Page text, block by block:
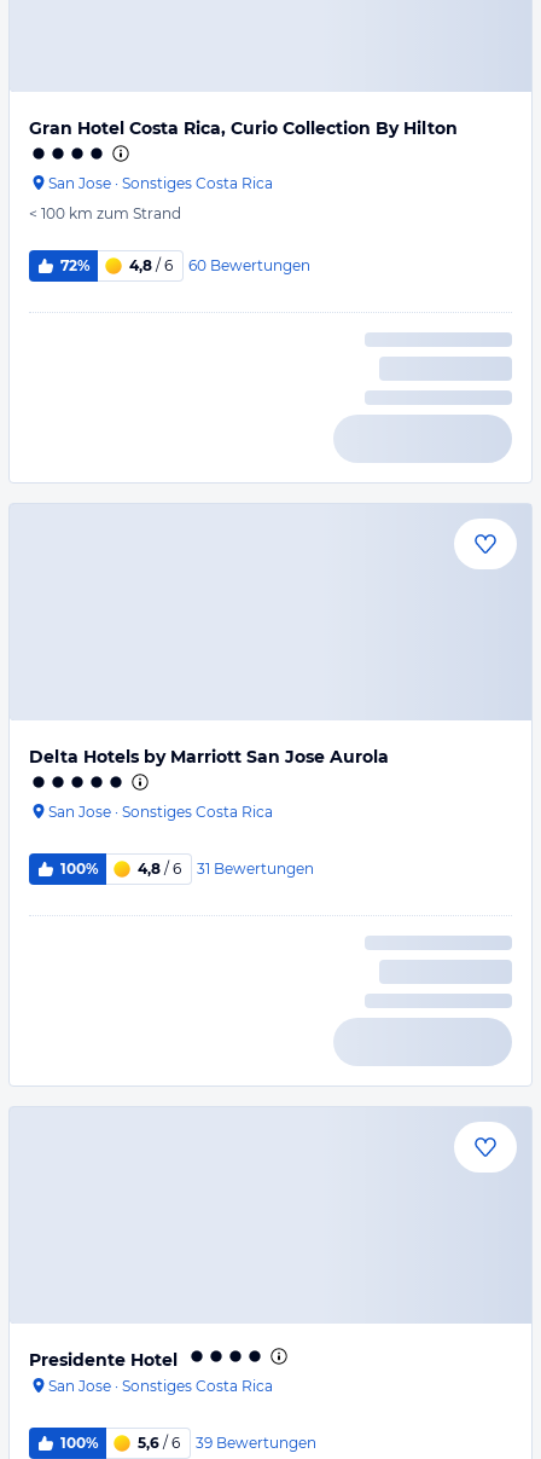
Gran Hotel Costa Rica, Curio Collection By Hilton
San Jose · Sonstiges Costa Rica
< 100 km zum Strand
72% 4,8 / 6 60 Bewertungen
Delta Hotels by Marriott San Jose Aurola
San Jose · Sonstiges Costa Rica
100% 4,8 / 6 31 Bewertungen
Presidente Hotel
San Jose · Sonstiges Costa Rica
100% 5,6 / 6 39 Bewertungen